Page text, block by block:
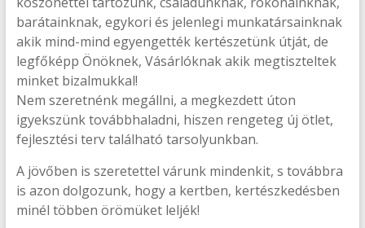
barátainknak, egykori és jelenlegi munkatársainknak
akik mind-mind egyengették kertészetünk útját, de
legfőképp Önöknek, Vásárlóknak akik megtiszteltek
minket bizalmukkal!
Nem szeretnénk megállni, a megkezdett úton
igyekszünk továbbhaladni, hiszen rengeteg új ötlet,
fejlesztési terv található tarsolyunkban.
A jövőben is szeretettel várunk mindenkit, s továbbra
is azon dolgozunk, hogy a kertben, kertészkedésben
minél többen örömüket leljék!